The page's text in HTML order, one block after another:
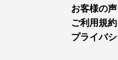
お客様の声
ご利用規約
プライバ